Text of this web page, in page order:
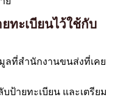
ทะเบียนไว้ใช้กับ
ลที่สำนักงานขนส่งที่เคย
ป้ายทะเบียน และเตรียม